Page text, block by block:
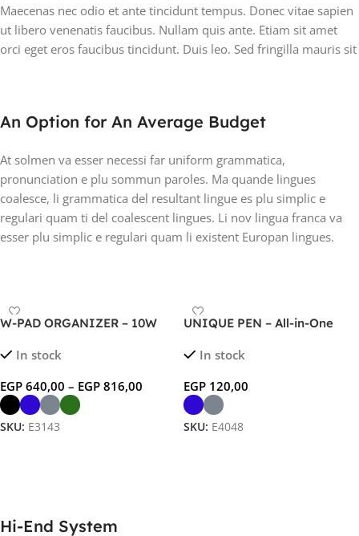
Maecenas nec odio et ante tincidunt tempus. Donec vitae sapien
ut libero venenatis faucibus. Nullam quis ante. Etiam sit amet
orci eget eros faucibus tincidunt. Duis leo. Sed fringilla mauris sit
An Option for An Average Budget
At solmen va esser necessi far uniform grammatica,
pronunciation e plu sommun paroles. Ma quande lingues
coalesce, li grammatica del resultant lingue es plu simplic e
regulari quam ti del coalescent lingues. Li nov lingua franca va
esser plu simplic e regulari quam li existent Europan lingues.
W-PAD ORGANIZER – 10W
Mouse Pad with Bamboo
In stock
EGP 640,00 – EGP 816,00
SKU: E3143
UNIQUE PEN – All-in-One
Premium Finish
In stock
EGP 120,00
SKU: E4048
Hi-End System